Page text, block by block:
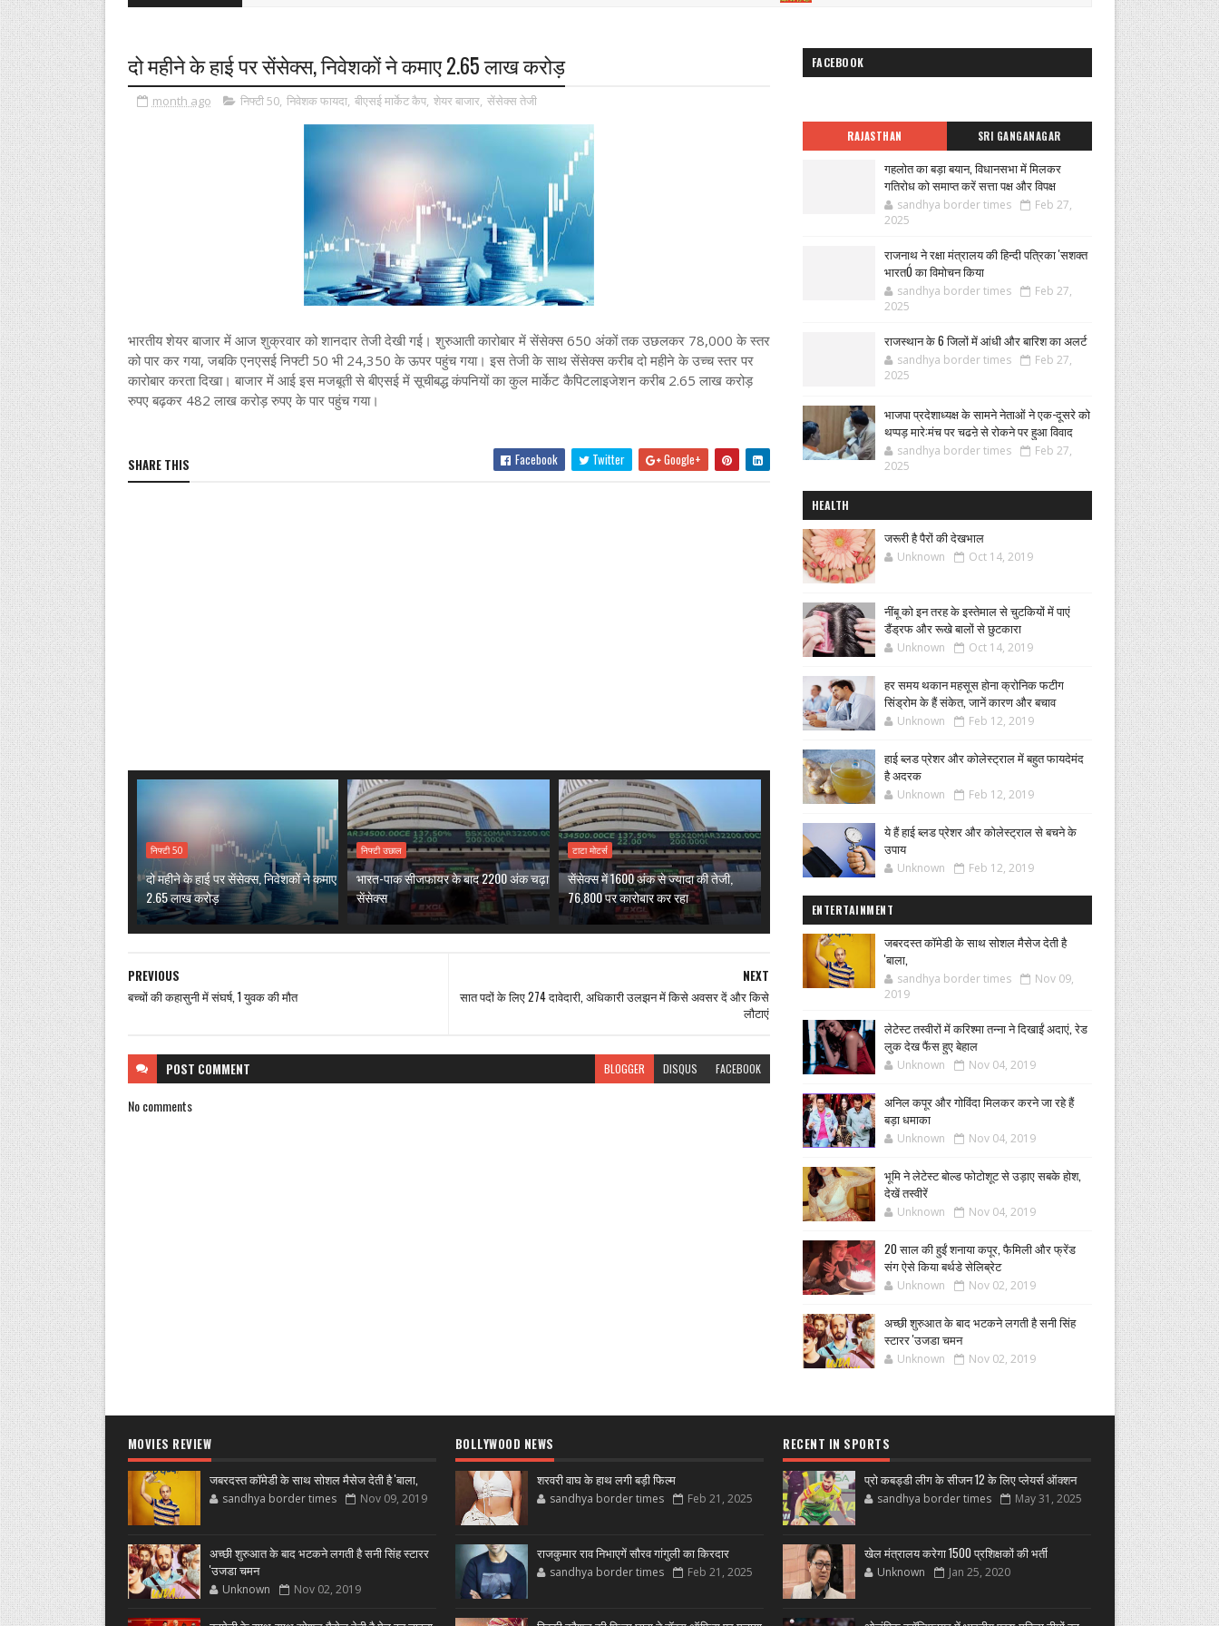
दो महीने के हाई पर सेंसेक्स, निवेशकों ने कमाए 2.65 लाख करोड़
month ago निफ्टी 50, निवेशक फायदा, बीएसई मार्केट कैप, शेयर बाजार, सेंसेक्स तेजी
भारतीय शेयर बाजार में आज शुक्रवार को शानदार तेजी देखी गई। शुरुआती कारोबार में सेंसेक्स 650 अंकों तक उछलकर 78,000 के स्तर
को पार कर गया, जबकि एनएसई निफ्टी 50 भी 24,350 के ऊपर पहुंच गया। इस तेजी के साथ सेंसेक्स करीब दो महीने के उच्च स्तर पर
कारोबार करता दिखा। बाजार में आई इस मजबूती से बीएसई में सूचीबद्ध कंपनियों का कुल मार्केट कैपिटलाइजेशन करीब 2.65 लाख करोड़
रुपए बढ़कर 482 लाख करोड़ रुपए के पार पहुंच गया।
SHARE THIS Facebook Twitter Google+
निफ्टी 50
दो महीने के हाई पर सेंसेक्स, निवेशकों ने कमाए
2.65 लाख करोड़
निफ्टी उछाल
भारत-पाक सीजफायर के बाद 2200 अंक चढ़ा
सेंसेक्स
टाटा मोटर्स
सेंसेक्स में 1600 अंक से ज्यादा की तेजी,
76,800 पर कारोबार कर रहा
NEXT
सात पदों के लिए 274 दावेदारी, अधिकारी उलझन में किसे अवसर दें और किसे
लौटाएं
PREVIOUS
बच्चों की कहासुनी में संघर्ष, 1 युवक की मौत
POST COMMENT BLOGGER DISQUS FACEBOOK
No comments
FACEBOOK
RAJASTHAN SRI GANGANAGAR
गहलोत का बड़ा बयान, विधानसभा में मिलकर
गतिरोध को समाप्त करें सत्ता पक्ष और विपक्ष
sandhya border times
Feb 27,
2025
राजनाथ ने रक्षा मंत्रालय की हिन्दी पत्रिका 'सशक्त
भारतÓ का विमोचन किया
sandhya border times
Feb 27,
2025
राजस्थान के 6 जिलों में आंधी और बारिश का अलर्ट
sandhya border times
Feb 27,
2025
भाजपा प्रदेशाध्यक्ष के सामने नेताओं ने एक-दूसरे को
थप्पड़ मारे:मंच पर चढऩे से रोकने पर हुआ विवाद
sandhya border times
Feb 27,
2025
HEALTH
जरूरी है पैरों की देखभाल
Unknown Oct 14, 2019
नींबू को इन तरह के इस्तेमाल से चुटकियों में पाएं
डैंड्रफ और रूखे बालों से छुटकारा
Unknown Oct 14, 2019
हर समय थकान महसूस होना क्रोनिक फटीग
सिंड्रोम के हैं संकेत, जानें कारण और बचाव
Unknown Feb 12, 2019
हाई ब्लड प्रेशर और कोलेस्ट्राल में बहुत फायदेमंद
है अदरक
Unknown Feb 12, 2019
ये हैं हाई ब्लड प्रेशर और कोलेस्ट्राल से बचने के
उपाय
Unknown Feb 12, 2019
ENTERTAINMENT
जबरदस्त कॉमेडी के साथ सोशल मैसेज देती है
'बाला,
sandhya border times
Nov 09,
2019
लेटेस्ट तस्वीरों में करिश्मा तन्ना ने दिखाईं अदाएं, रेड
लुक देख फैंस हुए बेहाल
Unknown Nov 04, 2019
अनिल कपूर और गोविंदा मिलकर करने जा रहे हैं
बड़ा धमाका
Unknown Nov 04, 2019
भूमि ने लेटेस्ट बोल्ड फोटोशूट से उड़ाए सबके होश,
देखें तस्वीरें
Unknown Nov 04, 2019
20 साल की हुईं शनाया कपूर, फैमिली और फ्रेंड
संग ऐसे किया बर्थडे सेलिब्रेट
Unknown Nov 02, 2019
अच्छी शुरुआत के बाद भटकने लगती है सनी सिंह
स्टारर 'उजडा चमन
Unknown Nov 02, 2019
MOVIES REVIEW
जबरदस्त कॉमेडी के साथ सोशल मैसेज देती है 'बाला,
sandhya border times Nov 09, 2019
अच्छी शुरुआत के बाद भटकने लगती है सनी सिंह स्टारर
'उजडा चमन
Unknown Nov 02, 2019
BOLLYWOOD NEWS
शरवरी वाघ के हाथ लगी बड़ी फिल्म
sandhya border times Feb 21, 2025
राजकुमार राव निभाएगें सौरव गांगुली का किरदार
sandhya border times Feb 21, 2025
RECENT IN SPORTS
प्रो कबड्डी लीग के सीजन 12 के लिए प्लेयर्स ऑक्शन
sandhya border times May 31, 2025
खेल मंत्रालय करेगा 1500 प्रशिक्षकों की भर्ती
Unknown Jan 25, 2020